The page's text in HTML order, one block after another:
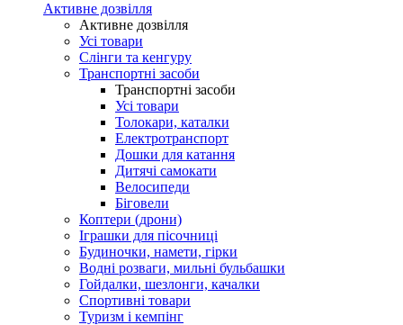
Активне дозвілля
Активне дозвілля
Усі товари
Слінги та кенгуру
Транспортні засоби
Транспортні засоби
Усі товари
Толокари, каталки
Електротранспорт
Дошки для катання
Дитячі самокати
Велосипеди
Біговели
Коптери (дрони)
Іграшки для пісочниці
Будиночки, намети, гірки
Водні розваги, мильні бульбашки
Гойдалки, шезлонги, качалки
Спортивні товари
Туризм і кемпінг